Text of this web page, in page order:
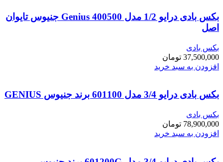
بکس بادی درایو 1/2 مدل Genius 400500 جنیوس تایوان
اصل
بکس بادی
37,500,000 تومان
افزودن به سبد خرید
بکس بادی درایو 3/4 مدل 601100 برند جنیوس GENIUS
بکس بادی
78,900,000 تومان
افزودن به سبد خرید